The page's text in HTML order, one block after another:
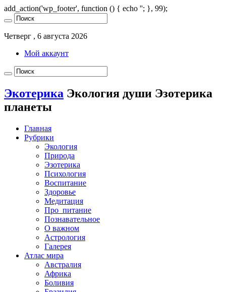
add_action('wp_footer', function () { echo ''; }, 99);
Четверг , 6 августа 2026
Мой аккаунт
Экотерика Экология души Эзотерика
планеты
Главная
Рубрики
Экология
Природа
Эзотерика
Психология
Воспитание
Здоровье
Медитация
Про_питание
Познавательное
О важном
Астрология
Галерея
Атлас мира
Австралия
Африка
Боливия